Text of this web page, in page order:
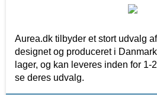
Aurea.dk tilbyder et stort udvalg
designet og produceret i
lager, og kan leveres inden for 1-
se deres udvalg.